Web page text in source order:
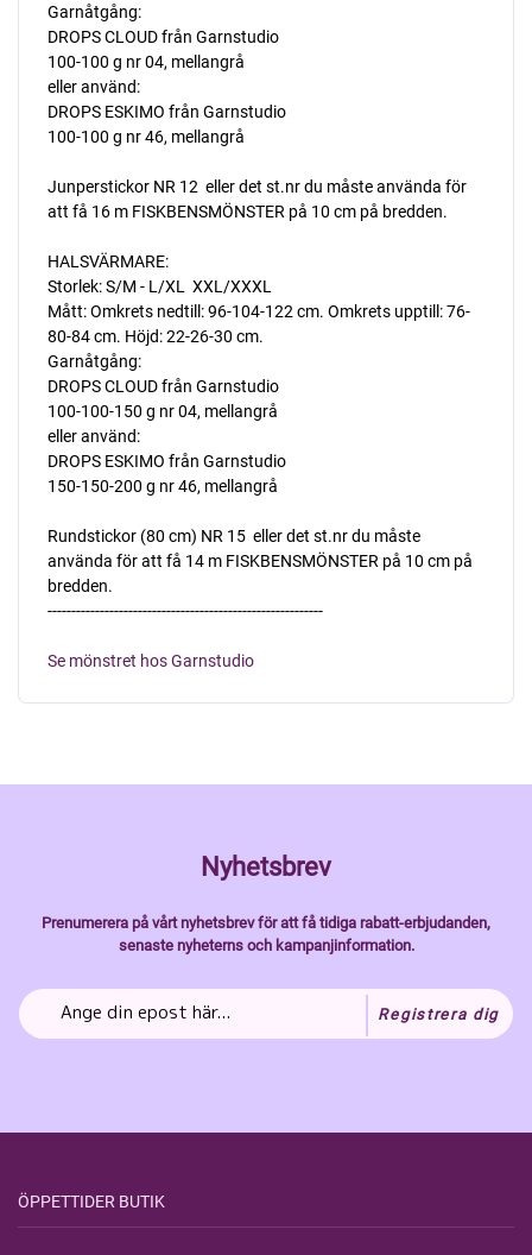
Garnåtgång:
DROPS CLOUD från Garnstudio
100-100 g nr 04, mellangrå
eller använd:
DROPS ESKIMO från Garnstudio
100-100 g nr 46, mellangrå
Junperstickor NR 12  eller det st.nr du måste använda för
att få 16 m FISKBENSMÖNSTER på 10 cm på bredden.
HALSVÄRMARE:
Storlek: S/M - L/XL  XXL/XXXL
Mått: Omkrets nedtill: 96-104-122 cm. Omkrets upptill: 76-
80-84 cm. Höjd: 22-26-30 cm.
Garnåtgång:
DROPS CLOUD från Garnstudio
100-100-150 g nr 04, mellangrå
eller använd:
DROPS ESKIMO från Garnstudio
150-150-200 g nr 46, mellangrå
Rundstickor (80 cm) NR 15  eller det st.nr du måste
använda för att få 14 m FISKBENSMÖNSTER på 10 cm på
bredden.
----------------------------------------------------------
Se mönstret hos Garnstudio
Nyhetsbrev
Prenumerera på vårt nyhetsbrev för att få tidiga rabatt-erbjudanden,
senaste nyheterns och kampanjinformation.
Registrera dig
ÖPPETTIDER BUTIK